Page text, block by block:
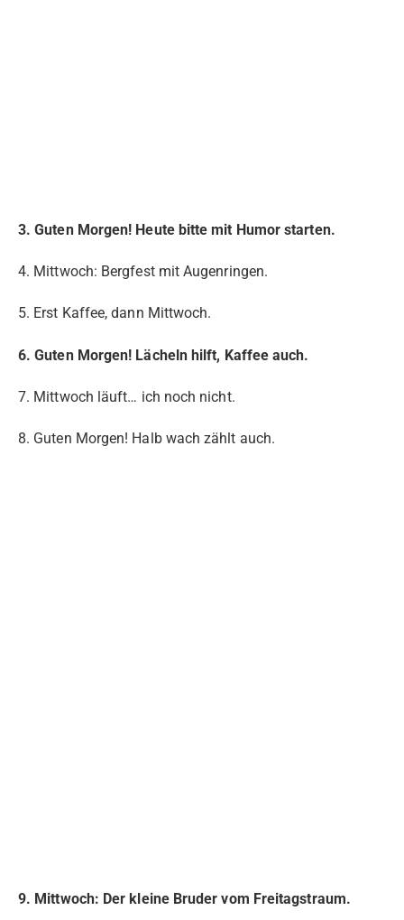
3. Guten Morgen! Heute bitte mit Humor starten.
4. Mittwoch: Bergfest mit Augenringen.
5. Erst Kaffee, dann Mittwoch.
6. Guten Morgen! Lächeln hilft, Kaffee auch.
7. Mittwoch läuft… ich noch nicht.
8. Guten Morgen! Halb wach zählt auch.
9. Mittwoch: Der kleine Bruder vom Freitagstraum.